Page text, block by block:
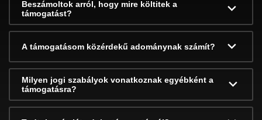
Beszámoltok arról, hogy mire költitek a
támogatást?
A támogatásom közérdekű adománynak számít?
Milyen jogi szabályok vonatkoznak egyébként a
támogatásra?